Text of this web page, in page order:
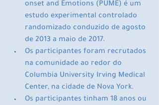
onset and Emotions (PUME) é um
estudo experimental controlado
randomizado conduzido de agosto
de 2013 a maio de 2017.
Os participantes foram recrutados
na comunidade ao redor do
Columbia University Irving Medical
Center, na cidade de Nova York.
Os participantes tinham 18 anos ou